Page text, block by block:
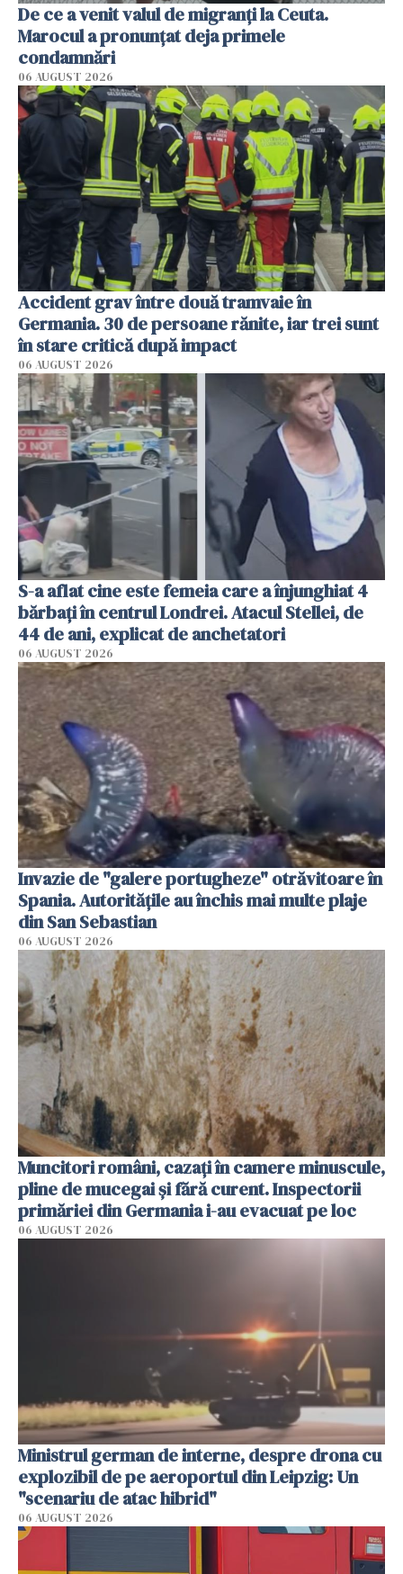
De ce a venit valul de migranți la Ceuta.
Marocul a pronunțat deja primele
condamnări
06 AUGUST 2026
Accident grav între două tramvaie în
Germania. 30 de persoane rănite, iar trei sunt
în stare critică după impact
06 AUGUST 2026
S-a aflat cine este femeia care a înjunghiat 4
bărbați în centrul Londrei. Atacul Stellei, de
44 de ani, explicat de anchetatori
06 AUGUST 2026
Invazie de "galere portugheze" otrăvitoare în
Spania. Autoritățile au închis mai multe plaje
din San Sebastian
06 AUGUST 2026
Muncitori români, cazați în camere minuscule,
pline de mucegai și fără curent. Inspectorii
primăriei din Germania i-au evacuat pe loc
06 AUGUST 2026
Ministrul german de interne, despre drona cu
explozibil de pe aeroportul din Leipzig: Un
"scenariu de atac hibrid"
06 AUGUST 2026